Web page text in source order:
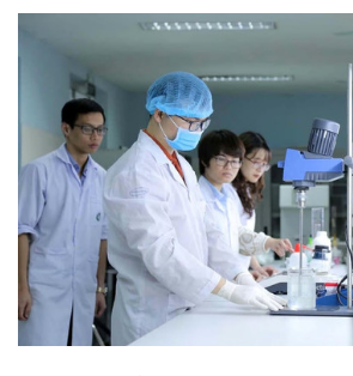
thời kỳ mới. Trong đó, Hà Nội sẽ thúc đẩy
công nghệ, đổi mới sáng tạo và chuyển